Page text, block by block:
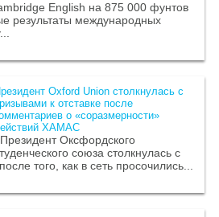
English на 875 000 фунтов
результаты международных
Oxford Union столкнулась с
к отставке после
о «соразмерности»
ХАМАС
Президент Оксфордского
союза столкнулась с
того, как в сеть просочились...